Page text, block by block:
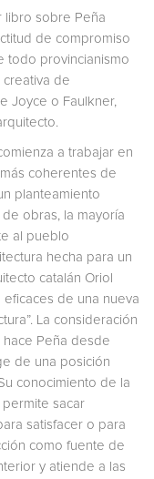
libro sobre Peña
de compromiso
todo provincianismo
creativa de
Joyce o Faulkner,
a trabajar en
coherentes de
planteamiento
obras, la mayoría
al pueblo
hecha para un
catalán Oriol
eficaces de una nueva
La consideración
hace Peña desde
de una posición
conocimiento de la
sacar
satisfacer o para
como fuente de
y atiende a las